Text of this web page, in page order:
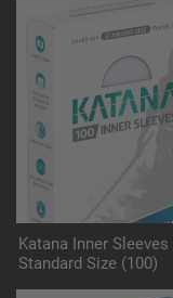
Katana Inner Sleeves
Standard Size (100)